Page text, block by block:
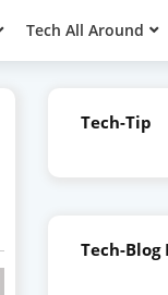
Tech All Around
Tech-Tip
Tech-Blog